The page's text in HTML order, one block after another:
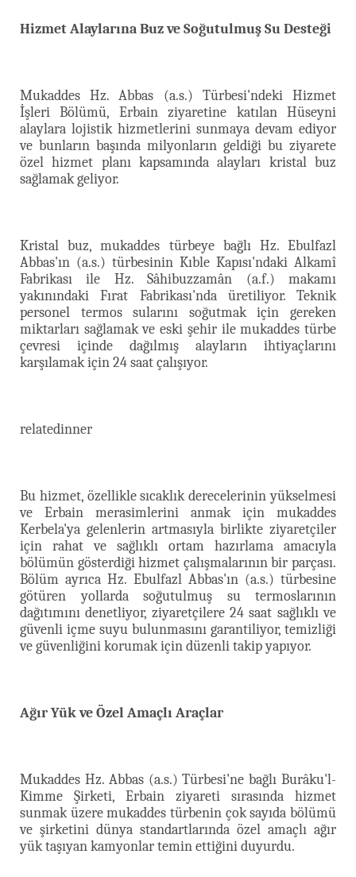
Hizmet Alaylarına Buz ve Soğutulmuş Su Desteği
Mukaddes Hz. Abbas (a.s.) Türbesi'ndeki Hizmet
İşleri Bölümü, Erbain ziyaretine katılan Hüseyni
alaylara lojistik hizmetlerini sunmaya devam ediyor
ve bunların başında milyonların geldiği bu ziyarete
özel hizmet planı kapsamında alayları kristal buz
sağlamak geliyor.
Kristal buz, mukaddes türbeye bağlı Hz. Ebulfazl
Abbas'ın (a.s.) türbesinin Kıble Kapısı'ndaki Alkamî
Fabrikası ile Hz. Sâhibuzzamân (a.f.) makamı
yakınındaki Fırat Fabrikası'nda üretiliyor. Teknik
personel termos sularını soğutmak için gereken
miktarları sağlamak ve eski şehir ile mukaddes türbe
çevresi içinde dağılmış alayların ihtiyaçlarını
karşılamak için 24 saat çalışıyor.
relatedinner
Bu hizmet, özellikle sıcaklık derecelerinin yükselmesi
ve Erbain merasimlerini anmak için mukaddes
Kerbela'ya gelenlerin artmasıyla birlikte ziyaretçiler
için rahat ve sağlıklı ortam hazırlama amacıyla
bölümün gösterdiği hizmet çalışmalarının bir parçası.
Bölüm ayrıca Hz. Ebulfazl Abbas'ın (a.s.) türbesine
götüren yollarda soğutulmuş su termoslarının
dağıtımını denetliyor, ziyaretçilere 24 saat sağlıklı ve
güvenli içme suyu bulunmasını garantiliyor, temizliği
ve güvenliğini korumak için düzenli takip yapıyor.
Ağır Yük ve Özel Amaçlı Araçlar
Mukaddes Hz. Abbas (a.s.) Türbesi'ne bağlı Burâku'l-
Kimme Şirketi, Erbain ziyareti sırasında hizmet
sunmak üzere mukaddes türbenin çok sayıda bölümü
ve şirketini dünya standartlarında özel amaçlı ağır
yük taşıyan kamyonlar temin ettiğini duyurdu.